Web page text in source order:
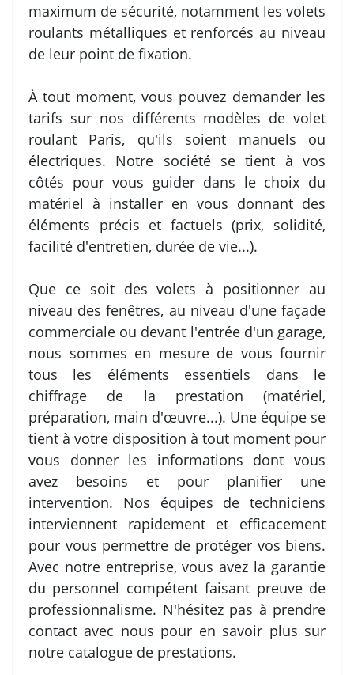
maximum de sécurité, notamment les volets
roulants métalliques et renforcés au niveau
de leur point de fixation.
À tout moment, vous pouvez demander les
tarifs sur nos différents modèles de volet
roulant Paris, qu'ils soient manuels ou
électriques. Notre société se tient à vos
côtés pour vous guider dans le choix du
matériel à installer en vous donnant des
éléments précis et factuels (prix, solidité,
facilité d'entretien, durée de vie...).
Que ce soit des volets à positionner au
niveau des fenêtres, au niveau d'une façade
commerciale ou devant l'entrée d'un garage,
nous sommes en mesure de vous fournir
tous les éléments essentiels dans le
chiffrage de la prestation (matériel,
préparation, main d'œuvre...). Une équipe se
tient à votre disposition à tout moment pour
vous donner les informations dont vous
avez besoins et pour planifier une
intervention. Nos équipes de techniciens
interviennent rapidement et efficacement
pour vous permettre de protéger vos biens.
Avec notre entreprise, vous avez la garantie
du personnel compétent faisant preuve de
professionnalisme. N'hésitez pas à prendre
contact avec nous pour en savoir plus sur
notre catalogue de prestations.